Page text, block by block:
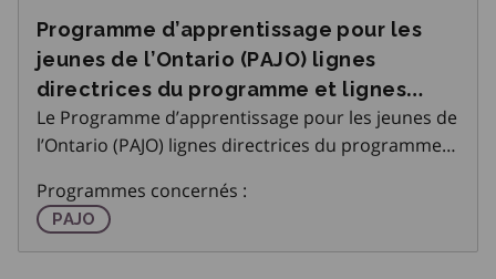
Programme d’apprentissage pour les
jeunes de l’Ontario (PAJO) lignes
directrices du programme et lignes
directrices budgétaires pour 2026-2027
Le Programme d’apprentissage pour les jeunes de
l’Ontario (PAJO) lignes directrices du programme
est affichée sur la page Programme
d’apprentissage pour les jeunes de l’Ontari
Programmes concernés :
Programme d'apprentissage pour les jeunes de
PAJO